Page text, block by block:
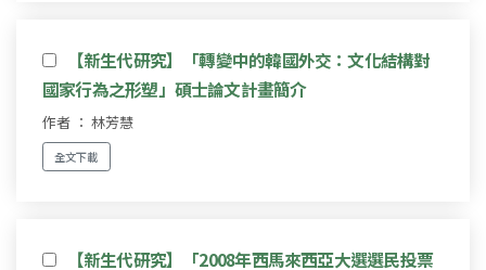
【新生代研究】「轉變中的韓國外交：文化結構對
國家行為之形塑」碩士論文計畫簡介
作者 ： 林芳慧
全文下載
【新生代研究】「2008年西馬來西亞大選選民投票